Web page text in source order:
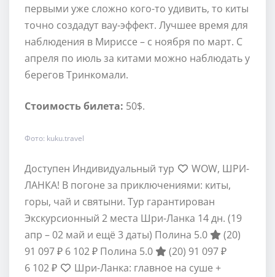
первыми уже сложно кого-то удивить, то киты
точно создадут вау-эффект. Лучшее время для
наблюдения в Мириссе – с ноября по март. С
апреля по июль за китами можно наблюдать у
берегов Тринкомали.
Стоимость билета: 50$.
Фото: kuku.travel
Доступен Индивидуальный тур
WOW, ШРИ-
ЛАНКА! В погоне за приключениями: киты,
горы, чай и святыни. Тур гарантирован
Экскурсионный 2 места Шри-Ланка 14 дн. (19
апр – 02 май и ещё 3 даты) Полина 5.0
(20)
91 097 ₽ 6 102 ₽ Полина 5.0 (20) 91 097 ₽
6 102 ₽
Шри-Ланка: главное на суше +